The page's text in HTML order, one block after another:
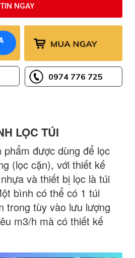
NGAY
0974 776 725
LỌC TÚI
phẩm được dùng để lọc
(lọc cặn), với thiết kế
và thiết bị lọc là túi
bình có thể có 1 túi
trong tùy vào lưu lượng
m3/h mà có thiết kế